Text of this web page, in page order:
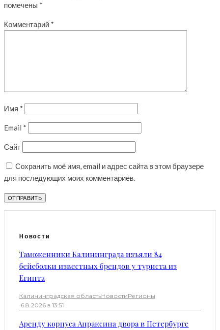
помечены *
Комментарий *
Имя *
Email *
Сайт
Сохранить моё имя, email и адрес сайта в этом браузере
для последующих моих комментариев.
Новости
Таможенники Калининграда изъяли 84
бейсболки известных брендов у туриста из
Египта
Калининградская областьНовостиРегионы
·6.8.2026 в 13:51
Аренду корпуса Апраксина двора в Петербурге